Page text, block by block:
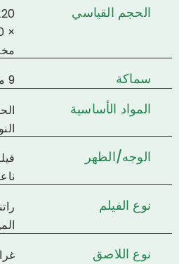
الحجم القياسي
سماكة 9 مم – 30 مم
المواد الأساسية
الوجه/الظهر
نوع الفيلم
نوع اللاصق